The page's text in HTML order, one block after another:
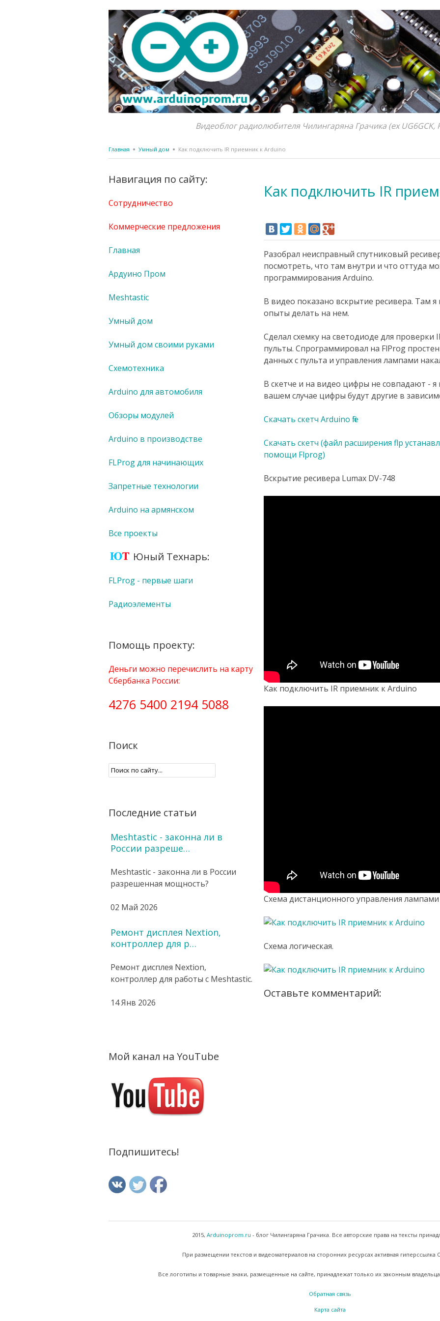
Видеоблог радиолюбителя Чилингаряна Грачика (ex UG6GCK,
Главная Умный дом Как подключить IR приемник к Arduino
Как подключить IR
Разобрал неисправный спутниковый
посмотреть, что там внутри и что оттуда
программирования Arduino.
В видео показано вскрытие ресивера. Там
опыты делать на нем.
Сделал схемку на светодиоде для проверки
пульты. Спрограммировал на FlProg
данных с пульта и управления лампами
В скетче и на видео цифры не совпадают - я
вашем случае цифры будут другие в
Скачать скетч Arduino file
Скачать скетч (файл расширения flp
помощи Flprog)
Вскрытие ресивера Lumax DV-748
Как подключить IR приемник к Arduino
Схема дистанционного управления
Схема логическая.
Оставьте комментарий:
Навигация по сайту:
Сотрудничество
Коммерческие предложения
Главная
Ардуино Пром
Meshtastic
Умный дом
Умный дом своими руками
Схемотехника
Arduino для автомобиля
Обзоры модулей
Arduino в производстве
FLProg для начинающих
Запретные технологии
Arduino на армянском
Все проекты
Юный Технарь:
FLProg - первые шаги
Радиоэлементы
Помощь проекту:
Деньги можно перечислить на карту
Сбербанка России:
4276 5400 2194 5088
Поиск
Последние статьи
Meshtastic - законна ли в
России разреше…
Meshtastic - законна ли в России
разрешенная мощность?
02 Май 2026
Ремонт дисплея Nextion,
контроллер для р…
Ремонт дисплея Nextion,
контроллер для работы с Meshtastic.
14 Янв 2026
Мой канал на YouTube
Подпишитесь!
2015, Arduinoprom.ru - блог Чилингаряна Грачика. Все авторские права на тексты
При размещении текстов и видеоматериалов на сторонних ресурсах активная гиперссылка
Все логотипы и товарные знаки, размещенные на сайте, принадлежат только их законным
Обратная связь
Карта сайта